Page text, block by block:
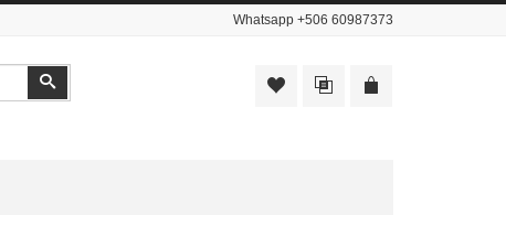
Whatsapp +506 60987373
Buscar